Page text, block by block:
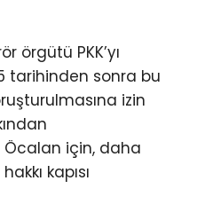
örgütü PKK’yı
tarihinden sonra bu
izin
için, daha
kapısı